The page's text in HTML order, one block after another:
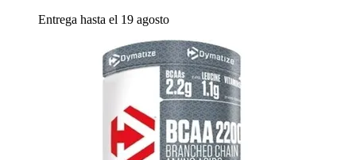
Entrega hasta el 19 agosto